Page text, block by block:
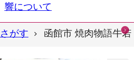
響について
がす 函館市 焼肉物語牛